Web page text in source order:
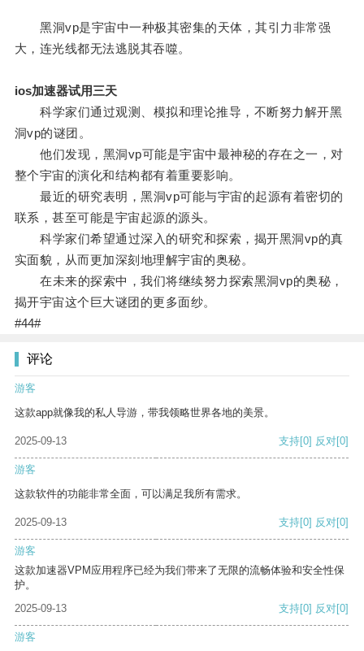
黑洞vp是宇宙中一种极其密集的天体，其引力非常强
大，连光线都无法逃脱其吞噬。
ios加速器试用三天
科学家们通过观测、模拟和理论推导，不断努力解开黑
洞vp的谜团。
他们发现，黑洞vp可能是宇宙中最神秘的存在之一，对
整个宇宙的演化和结构都有着重要影响。
最近的研究表明，黑洞vp可能与宇宙的起源有着密切的
联系，甚至可能是宇宙起源的源头。
科学家们希望通过深入的研究和探索，揭开黑洞vp的真
实面貌，从而更加深刻地理解宇宙的奥秘。
在未来的探索中，我们将继续努力探索黑洞vp的奥秘，
揭开宇宙这个巨大谜团的更多面纱。
#44#
评论
游客
这款app就像我的私人导游，带我领略世界各地的美景。
2025-09-13 支持[0] 反对[0]
游客
这款软件的功能非常全面，可以满足我所有需求。
2025-09-13 支持[0] 反对[0]
游客
这款加速器VPM应用程序已经为我们带来了无限的流畅体验和安全性保
护。
2025-09-13
支持[0] 反对[0]
游客